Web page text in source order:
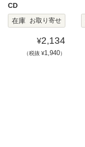
CD
在庫
お取り寄せ
¥2,134
（税抜 ¥1,940）